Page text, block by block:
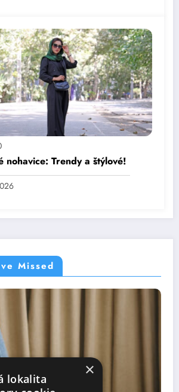
nohavice: Trendy a štýlové!
Missed
×
lokalita